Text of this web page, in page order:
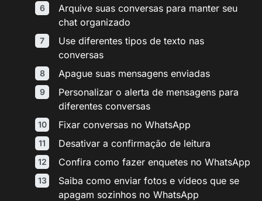
Arquive suas conversas para manter seu
chat organizado
Use diferentes tipos de texto nas
conversas
Apague suas mensagens enviadas
Personalizar o alerta de mensagens para
diferentes conversas
Fixar conversas no WhatsApp
Desativar a confirmação de leitura
Confira como fazer enquetes no WhatsApp
Saiba como enviar fotos e vídeos que se
apagam sozinhos no WhatsApp